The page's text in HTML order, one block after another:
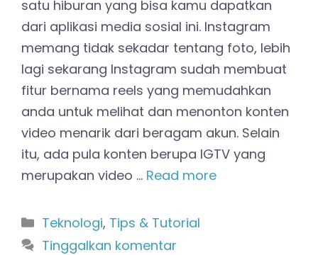
satu hiburan yang bisa kamu dapatkan
dari aplikasi media sosial ini. Instagram
memang tidak sekadar tentang foto, lebih
lagi sekarang Instagram sudah membuat
fitur bernama reels yang memudahkan
anda untuk melihat dan menonton konten
video menarik dari beragam akun. Selain
itu, ada pula konten berupa IGTV yang
merupakan video … Read more
Kategori
Teknologi, Tips & Tutorial
Tinggalkan komentar